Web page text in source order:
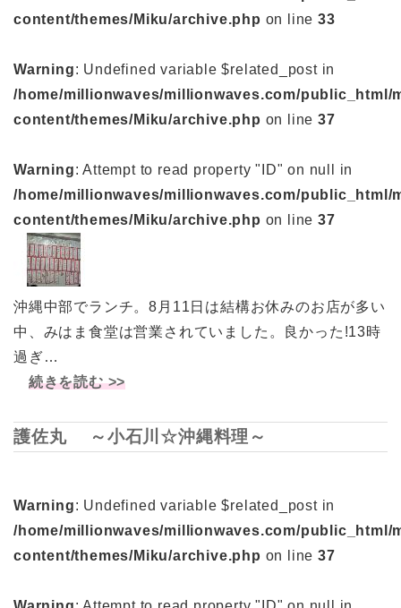
content/themes/Miku/archive.php on line33
Warning: Undefined variable $related_post in
/home/millionwaves/millionwaves.com/public_html/
content/themes/Miku/archive.php on line37
Warning: Attempt to read property "ID" on null in
/home/millionwaves/millionwaves.com/public_html/
content/themes/Miku/archive.php on line37
沖縄中部でランチ。8月11日は結構お休みのお店が多い
中、みはま食堂は営業されていました。良かった!13時
過ぎ…
続きを読む >>
護佐丸 ～小石川☆沖縄料理～
Warning: Undefined variable $related_post in
/home/millionwaves/millionwaves.com/public_html/
content/themes/Miku/archive.php on line37